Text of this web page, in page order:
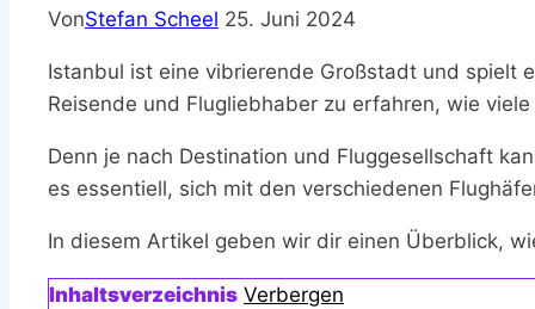
VonStefan Scheel 25. Juni 2024
Istanbul ist eine vibrierende Großstadt und spielt
Reisende und Flugliebhaber zu erfahren, wie
Denn je nach Destination und Fluggesellschaft
es essentiell, sich mit den verschiedenen
In diesem Artikel geben wir dir einen Überblick,
Inhaltsverzeichnis Verbergen